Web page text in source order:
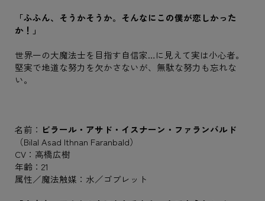
「ふふん、そうかそうか。そんなにこの僕が恋しかった
か！」
世界一の大魔法士を目指す自信家…に見えて実は小心者。
堅実で地道な努力を欠かさないが、無駄な努力も忘れな
い。
名前： ビラール・アサド・イスナーン・ファランバルド
（Bilal Asad Ithnan Faranbald）
CV：高橋広樹
年齢：21
属性／魔法触媒：水／ゴブレット